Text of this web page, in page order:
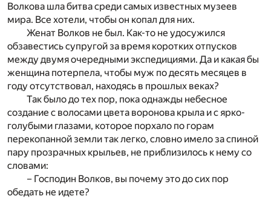
Волкова шла битва среди самых известных музеев
мира. Все хотели, чтобы он копал для них.
Женат Волков не был. Как-то не удосужился
обзавестись супругой за время коротких отпусков
между двумя очередными экспедициями. Да и какая бы
женщина потерпела, чтобы муж по десять месяцев в
году отсутствовал, находясь в прошлых веках?
Так было до тех пор, пока однажды небесное
создание с волосами цвета воронова крыла и с ярко-
голубыми глазами, которое порхало по горам
перекопанной земли так легко, словно имело за спиной
пару прозрачных крыльев, не приблизилось к нему со
словами:
– Господин Волков, вы почему это до сих пор
обедать не идете?